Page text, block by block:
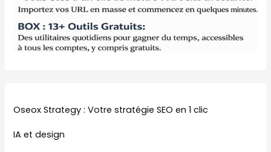
Oseox Strategy : Votre stratégie SEO en 1 clic
IA et design